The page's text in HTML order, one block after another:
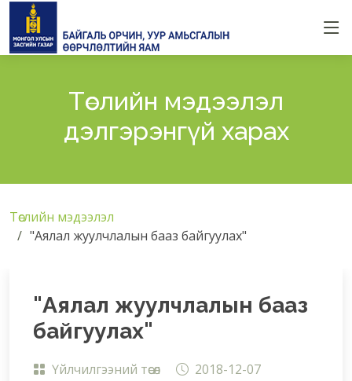
Төслийн мэдээлэл
дэлгэрэнгүй харах
Төслийн мэдээлэл
"Аялал жуулчлалын бааз байгуулах"
"Аялал жуулчлалын бааз
байгуулах"
Үйлчилгээний төсөл 2018-12-07